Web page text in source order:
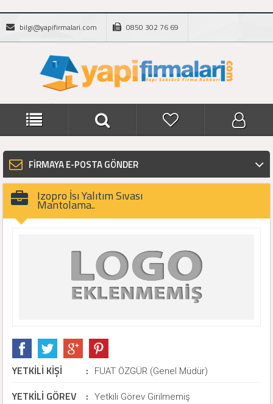
bilgi@yapifirmalari.com 0850 302 76 69
FİRMAYA E-POSTA GÖNDER
Izopro İsı Yalıtım Sıvası
Mantolama..
YETKİLİ KİŞİ : FUAT ÖZGÜR (Genel Müdür)
YETKİLİ GÖREV : Yetkili Görev Girilmemiş